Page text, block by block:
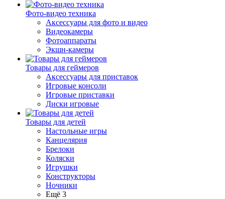
Фото-видео техника
Аксессуары для фото и видео
Видеокамеры
Фотоаппараты
Экшн-камеры
Товары для геймеров
Аксессуары для приставок
Игровые консоли
Игровые приставки
Диски игровые
Товары для детей
Настольные игры
Канцелярия
Брелоки
Коляски
Игрушки
Конструкторы
Ночники
Ещё 3